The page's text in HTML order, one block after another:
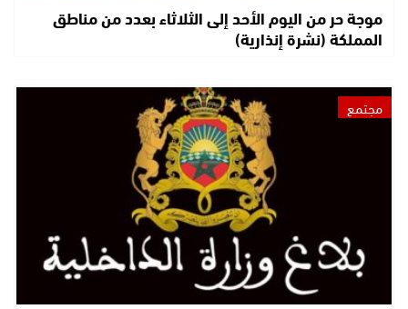
موجة حر من اليوم الأحد إلى الثلاثاء بعدد من مناطق
المملكة (نشرة إنذارية)
مجتمع